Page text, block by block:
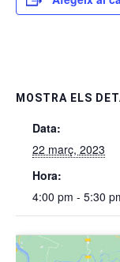
MOSTRA ELS
Data:
22 març, 2023
Hora:
4:00 pm - 5:30